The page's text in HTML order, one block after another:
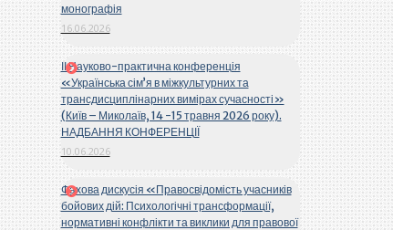
монографія
16.06.2026
ІІ Науково-практична конференція
«Українська сім’я в міжкультурних та
трансдисциплінарних вимірах сучасності»
(Київ – Миколаїв, 14 -15 травня 2026 року).
НАДБАННЯ КОНФЕРЕНЦІЇ
10.06.2026
Фахова дискусія «Правосвідомість учасників
бойових дій: Психологічні трансформації,
нормативні конфлікти та виклики для правової